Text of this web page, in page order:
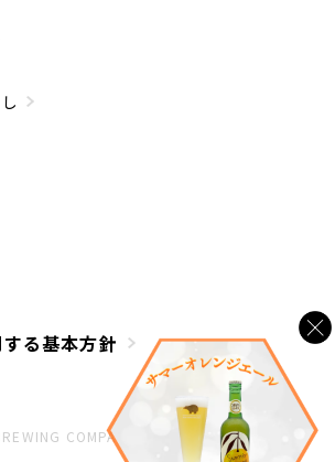
る基本方針
COMPANY.All Rights Reserved.